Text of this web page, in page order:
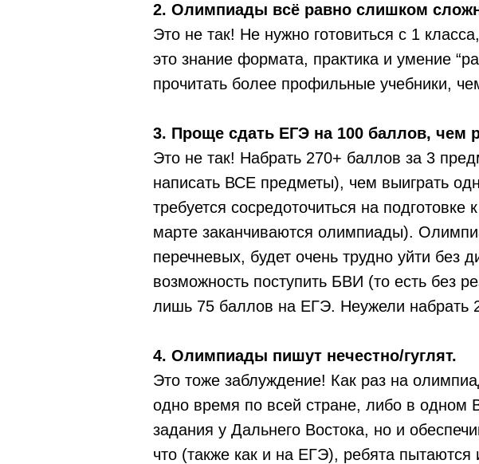
2. Олимпиады всё равно слишком
Это не так! Не нужно готовиться с 1
это знание формата, практика и умение
прочитать более профильные учебники,
3. Проще сдать ЕГЭ на 100 баллов, чем
Это не так! Набрать 270+ баллов за 3
написать ВСЕ предметы), чем выиграть
требуется сосредоточиться на
марте заканчиваются олимпиады).
перечневых, будет очень трудно уйти
возможность поступить БВИ (то есть без
лишь 75 баллов на ЕГЭ. Неужели набрать
4. Олимпиады пишут нечестно/гуглят.
Это тоже заблуждение! Как раз на
одно время по всей стране, либо в одном
задания у Дальнего Востока, но и
что (также как и на ЕГЭ), ребята